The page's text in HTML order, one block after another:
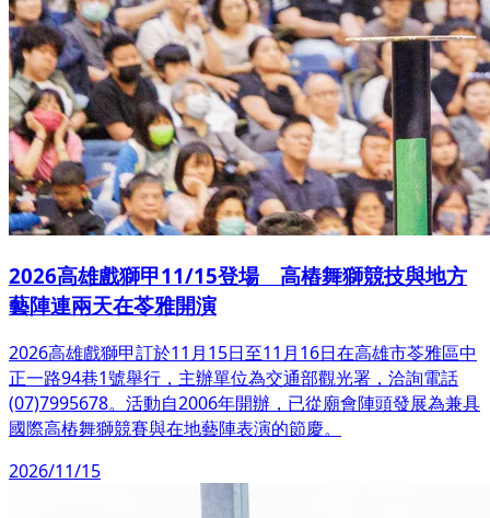
2026高雄戲獅甲11/15登場 高樁舞獅競技與地方
藝陣連兩天在苓雅開演
2026高雄戲獅甲訂於11月15日至11月16日在高雄市苓雅區中
正一路94巷1號舉行，主辦單位為交通部觀光署，洽詢電話
(07)7995678。活動自2006年開辦，已從廟會陣頭發展為兼具
國際高樁舞獅競賽與在地藝陣表演的節慶。
2026/11/15